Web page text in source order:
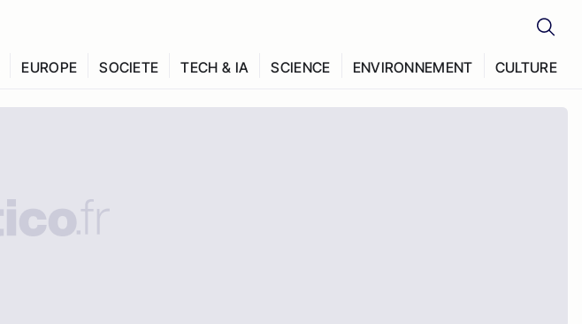
EUROPE SOCIETE TECH & IA SCIENCE ENVIRONNEMENT CULTURE